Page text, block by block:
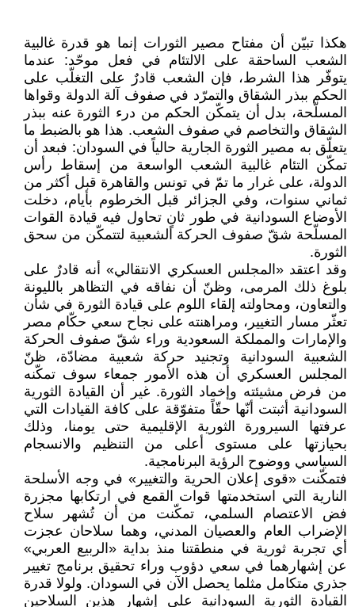
هكذا تبيّن أن مفتاح مصير الثورات إنما هو قدرة غالبية
الشعب الساحقة على الالتئام في فعل موحّد: عندما
يتوفّر هذا الشرط، فإن الشعب قادرٌ على التغلّب على
الحكم ببذر الشقاق والتمرّد في صفوف آلة الدولة وقواها
المسلّحة، بدل أن يتمكّن الحكم من درء الثورة عنه ببذر
الشقاق والتخاصم في صفوف الشعب. هذا هو بالضبط ما
يتعلّق به مصير الثورة الجارية حالياً في السودان: فبعد أن
تمكّن التئام غالبية الشعب الواسعة من إسقاط رأس
الدولة، على غرار ما تمّ في تونس والقاهرة قبل أكثر من
ثماني سنوات، وفي الجزائر قبل الخرطوم بأيام، دخلت
الأوضاع السودانية في طور ثانٍ تحاول فيه قيادة القوات
المسلّحة شقّ صفوف الحركة الشعبية لتتمكّن من سحق
الثورة.
وقد اعتقد «المجلس العسكري الانتقالي» أنه قادرٌ على
بلوغ ذلك المرمى، وظنّ أن نفاقه في التظاهر بالليونة
والتعاون، ومحاولته إلقاء اللوم على قيادة الثورة في شأن
تعثّر مسار التغيير، ومراهنته على نجاح سعي حكّام مصر
والإمارات والمملكة السعودية وراء شقّ صفوف الحركة
الشعبية السودانية وتجنيد حركة شعبية مضادّة، ظنّ
المجلس العسكري أن هذه الأمور جمعاء سوف تمكّنه
من فرض مشيئته وإخماد الثورة. غير أن القيادة الثورية
السودانية أثبتت أنّها حقّاً متفوّقة على كافة القيادات التي
عرفتها السيرورة الثورية الإقليمية حتى يومنا، وذلك
بحيازتها على مستوى أعلى من التنظيم والانسجام
السياسي ووضوح الرؤية البرنامجية.
فتمكّنت «قوى إعلان الحرية والتغيير» في وجه الأسلحة
النارية التي استخدمتها قوات القمع في ارتكابها مجزرة
فض الاعتصام السلمي، تمكّنت من أن تُشهر سلاح
الإضراب العام والعصيان المدني، وهما سلاحان عجزت
أي تجربة ثورية في منطقتنا منذ بداية «الربيع العربي»
عن إشهارهما في سعي دؤوب وراء تحقيق برنامج تغيير
جذري متكامل مثلما يحصل الآن في السودان. ولولا قدرة
القيادة الثورية السودانية على إشهار هذين السلاحين